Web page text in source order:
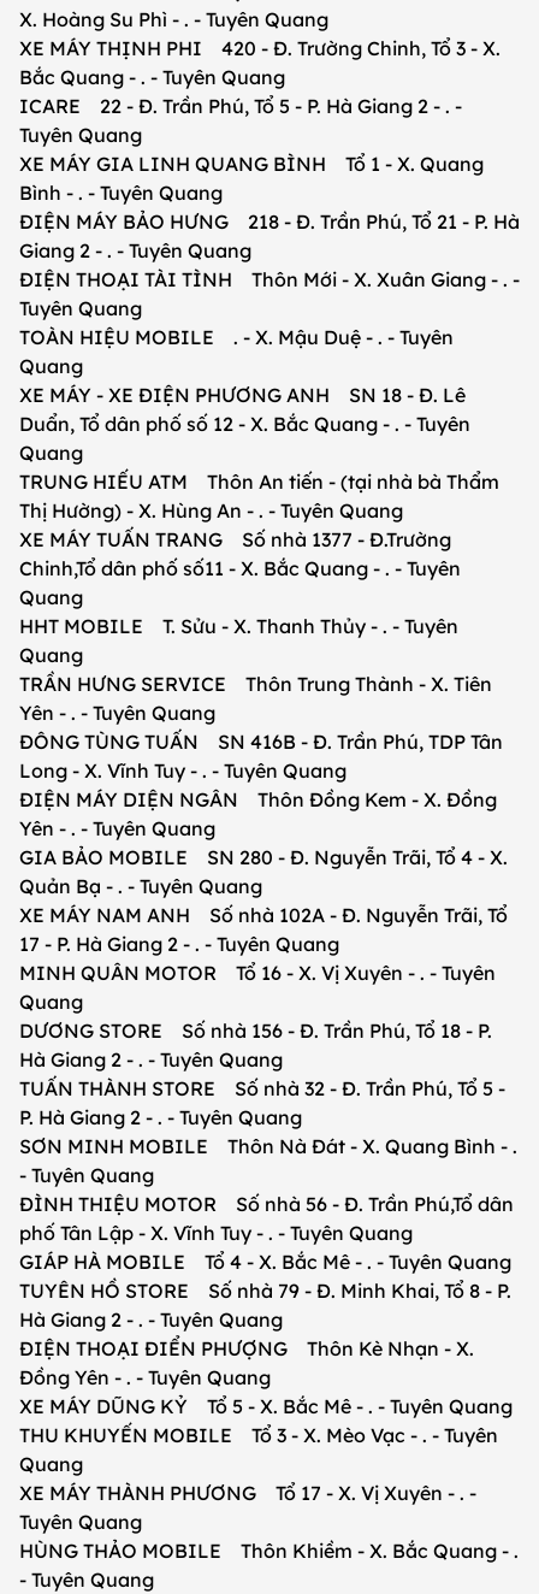
X. Hoàng Su Phì - . - Tuyên Quang
XE MÁY THỊNH PHI 420 - Đ. Trường Chinh, Tổ 3 - X.
Bắc Quang - . - Tuyên Quang
ICARE 22 - Đ. Trần Phú, Tổ 5 - P. Hà Giang 2 - . -
Tuyên Quang
XE MÁY GIA LINH QUANG BÌNH Tổ 1 - X. Quang
Bình - . - Tuyên Quang
ĐIỆN MÁY BẢO HƯNG 218 - Đ. Trần Phú, Tổ 21 - P. Hà
Giang 2 - . - Tuyên Quang
ĐIỆN THOẠI TÀI TÌNH Thôn Mới - X. Xuân Giang - . -
Tuyên Quang
TOÀN HIỆU MOBILE . - X. Mậu Duệ - . - Tuyên
Quang
XE MÁY - XE ĐIỆN PHƯƠNG ANH SN 18 - Đ. Lê
Duẩn, Tổ dân phố số 12 - X. Bắc Quang - . - Tuyên
Quang
TRUNG HIẾU ATM Thôn An tiến - (tại nhà bà Thẩm
Thị Hường) - X. Hùng An - . - Tuyên Quang
XE MÁY TUẤN TRANG Số nhà 1377 - Đ.Trường
Chinh,Tổ dân phố số11 - X. Bắc Quang - . - Tuyên
Quang
HHT MOBILE T. Sửu - X. Thanh Thủy - . - Tuyên
Quang
TRẦN HƯNG SERVICE Thôn Trung Thành - X. Tiên
Yên - . - Tuyên Quang
ĐÔNG TÙNG TUẤN SN 416B - Đ. Trần Phú, TDP Tân
Long - X. Vĩnh Tuy - . - Tuyên Quang
ĐIỆN MÁY DIỆN NGÂN Thôn Đồng Kem - X. Đồng
Yên - . - Tuyên Quang
GIA BẢO MOBILE SN 280 - Đ. Nguyễn Trãi, Tổ 4 - X.
Quản Bạ - . - Tuyên Quang
XE MÁY NAM ANH Số nhà 102A - Đ. Nguyễn Trãi, Tổ
17 - P. Hà Giang 2 - . - Tuyên Quang
MINH QUÂN MOTOR Tổ 16 - X. Vị Xuyên - . - Tuyên
Quang
DƯƠNG STORE Số nhà 156 - Đ. Trần Phú, Tổ 18 - P.
Hà Giang 2 - . - Tuyên Quang
TUẤN THÀNH STORE Số nhà 32 - Đ. Trần Phú, Tổ 5 -
P. Hà Giang 2 - . - Tuyên Quang
SƠN MINH MOBILE Thôn Nà Đát - X. Quang Bình - .
- Tuyên Quang
ĐÌNH THIỆU MOTOR Số nhà 56 - Đ. Trần Phú,Tổ dân
phố Tân Lập - X. Vĩnh Tuy - . - Tuyên Quang
GIÁP HÀ MOBILE Tổ 4 - X. Bắc Mê - . - Tuyên Quang
TUYÊN HỒ STORE Số nhà 79 - Đ. Minh Khai, Tổ 8 - P.
Hà Giang 2 - . - Tuyên Quang
ĐIỆN THOẠI ĐIỂN PHƯỢNG Thôn Kè Nhạn - X.
Đồng Yên - . - Tuyên Quang
XE MÁY DŨNG KỶ Tổ 5 - X. Bắc Mê - . - Tuyên Quang
THU KHUYẾN MOBILE Tổ 3 - X. Mèo Vạc - . - Tuyên
Quang
XE MÁY THÀNH PHƯƠNG Tổ 17 - X. Vị Xuyên - . -
Tuyên Quang
HÙNG THẢO MOBILE Thôn Khiềm - X. Bắc Quang - .
- Tuyên Quang